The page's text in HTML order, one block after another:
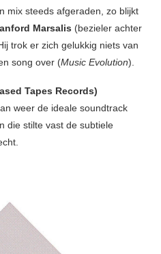
mix steeds afgeraden, zo blijkt
Marsalis (bezieler achter
trok er zich gelukkig niets van
song over (Music Evolution).
Tapes Records)
weer de ideale soundtrack
die stilte vast de subtiele